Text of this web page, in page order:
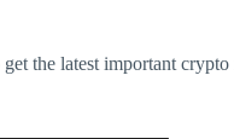
the latest important